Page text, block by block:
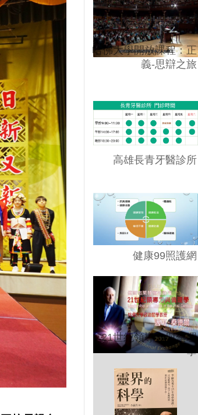
哈佛大學開放課程：正
義-思辯之旅
高雄長青牙醫診所
健康99照護網
21世紀領導力與倫理
學